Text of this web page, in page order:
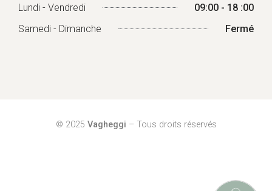
Lundi - Vendredi
09:00 - 18 :00
Samedi - Dimanche
Fermé
© 2025 Vagheggi – Tous droits réservés